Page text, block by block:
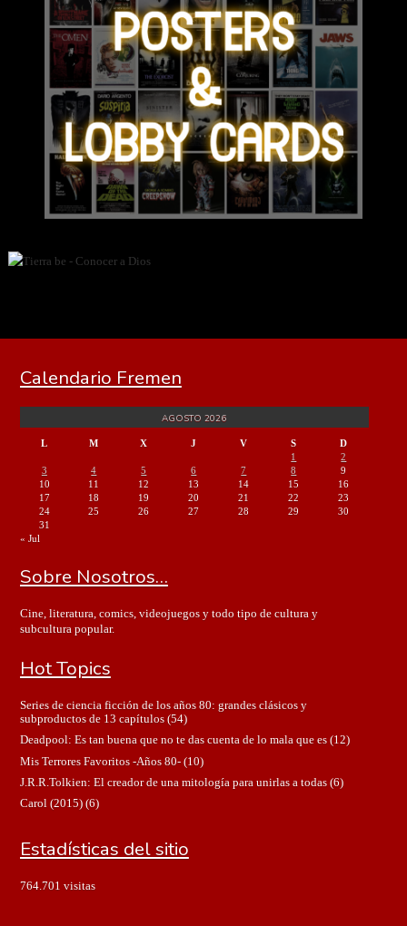
Calendario Fremen
AGOSTO 2026
L M X J V S
D
1
2
3
4 5 6 7 8
9
10
11 12 13 14 15
16
17
18 19 20 21 22
23
24
25 26 27 28 29
30
31
« Jul
Sobre Nosotros…
Cine, literatura, comics, videojuegos y todo tipo de cultura y
subcultura popular.
Hot Topics
Series de ciencia ficción de los años 80: grandes clásicos y
subproductos de 13 capítulos(54)
Deadpool: Es tan buena que no te das cuenta de lo mala que es(12)
Mis Terrores Favoritos -Años 80-(10)
J.R.R.Tolkien: El creador de una mitología para unirlas a todas(6)
Carol (2015)(6)
Estadísticas del sitio
764.701 visitas